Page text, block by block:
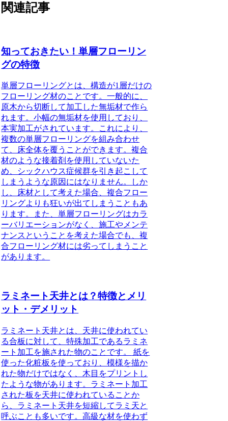
関連記事
知っておきたい！単層フローリン
グの特徴
単層フローリングとは、構造が1層だけの
フローリング材のこと です。一般的に、
原木から切断して加工した無垢材で作ら
れます。小幅の無垢材を使用しており、
本実加工がされています。これにより、
複数の単層フローリングを組み合わせ
て、床全体を覆うことができます。複合
材のような接着剤を使用していないた
め、シックハウス症候群を引き起こして
しまうような原因にはなりません。しか
し、床材として考えた場合、複合フロー
リングよりも狂いが出てしまうこともあ
ります。また、単層フローリングはカラ
ーバリエーションがなく、施工やメンテ
ナンスということを考えた場合でも、複
合フローリング材には劣ってしまうこと
があります。
ラミネート天井とは？特徴とメリ
ット・デメリット
ラミネート天井とは、天井に使われてい
る合板に対して、特殊加工であるラミネ
ート加工を施された物のことです。
紙を
使った化粧板を使っており、模様を描か
れた物だけではなく、木目をプリントし
たような物があります。ラミネート加工
された板を天井に使われていることか
ら、ラミネート天井を短縮してラミ天と
呼ぶことも多いです。高級な材を使わず